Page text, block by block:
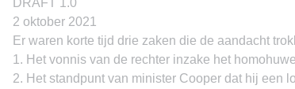
DRAFT 1.0
2 oktober 2021
Er waren korte tijd drie zaken die de aandacht
1. Het vonnis van de rechter inzake het
2. Het standpunt van minister Cooper dat hij een